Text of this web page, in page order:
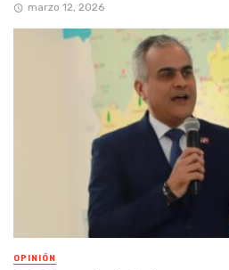
marzo 12, 2026
OPINIÓN